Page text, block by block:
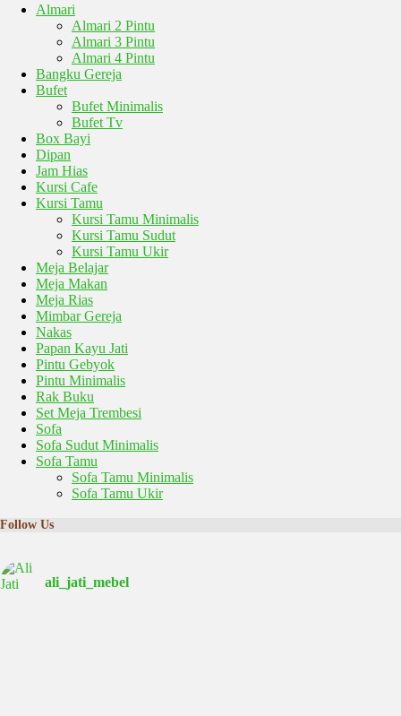
Almari
Almari 2 Pintu
Almari 3 Pintu
Almari 4 Pintu
Bangku Gereja
Bufet
Bufet Minimalis
Bufet Tv
Box Bayi
Dipan
Jam Hias
Kursi Cafe
Kursi Tamu
Kursi Tamu Minimalis
Kursi Tamu Sudut
Kursi Tamu Ukir
Meja Belajar
Meja Makan
Meja Rias
Mimbar Gereja
Nakas
Papan Kayu Jati
Pintu Gebyok
Pintu Minimalis
Rak Buku
Set Meja Trembesi
Sofa
Sofa Sudut Minimalis
Sofa Tamu
Sofa Tamu Minimalis
Sofa Tamu Ukir
Follow Us
ali_jati_mebel